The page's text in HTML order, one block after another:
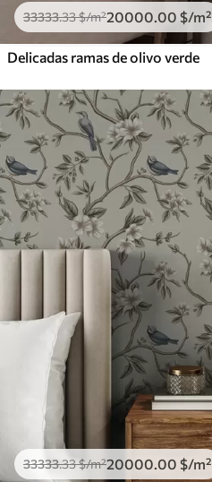
33333.33$/m²20000.00 $/m²
Delicadas ramas de olivo verde
33333.33$/m²20000.00 $/m²